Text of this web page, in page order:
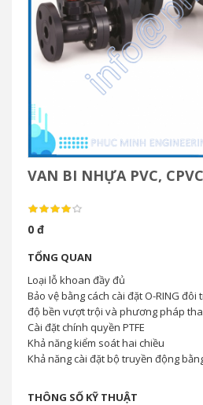
VAN BI NHỰA PVC,
0 đ
TỔNG QUAN
Loại lỗ khoan đầy đủ
Bảo vệ bằng cách cài đặt O-RING
độ bền vượt trội và phương pháp
Cài đặt chính quyền PTFE
Khả năng kiểm soát hai chiều
Khả năng cài đặt bộ truyền động
THÔNG SỐ KỸ THUẬT